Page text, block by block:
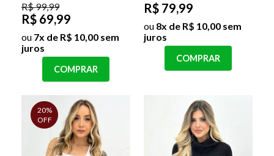
R$ 99,99
R$ 69,99
ou 7x de R$ 10,00 sem
juros
COMPRAR
R$ 79,99
ou 8x de R$ 10,00 sem
juros
COMPRAR
20%
OFF